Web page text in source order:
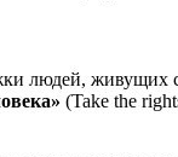
людей,
(Take the